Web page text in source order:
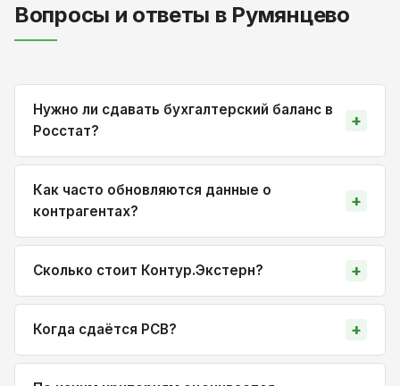
Вопросы и ответы в Румянцево
Нужно ли сдавать бухгалтерский баланс в
Росстат?
Как часто обновляются данные о
контрагентах?
Сколько стоит Контур.Экстерн?
Когда сдаётся РСВ?